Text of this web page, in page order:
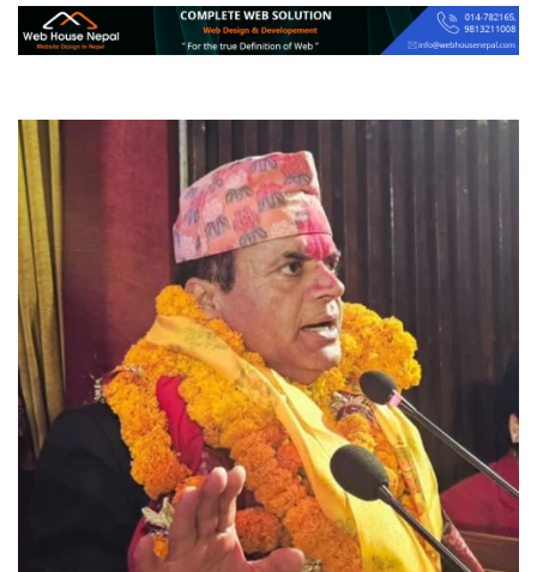
‘ईयुमा डट कम’ले बुधबारदेखि आफ्नो
औपचारिक सेवा सञ्चालनमा
हलमा छैन ‘गौँथली’को टिकट
‘आइतबारको अफिस’ को परिचर्चा सम्पन्न